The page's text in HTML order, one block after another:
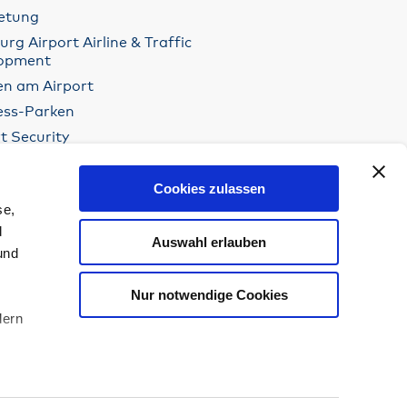
Cookies zulassen
Auswahl erlauben
Nur notwendige Cookies
Airport Airline & Traffic
am Airport
Parken
Security
am Hamburg Airport